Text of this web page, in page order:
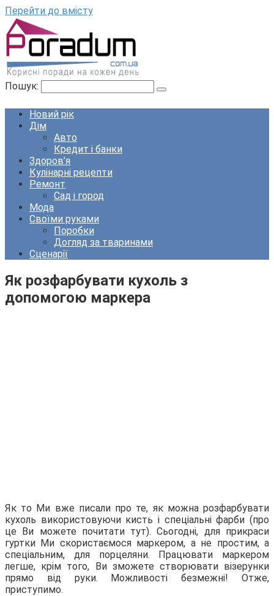
Перейти до вмісту
Пошук:
Новий рік
Дім
Авто
Кредит і банки
Здоров’я
Кулінарні рецепти
Ремонт
Сад і город
Мода
Своїми руками
Поробки
Догляд за тваринами
Сценарії
Як розфарбувати кухоль з
допомогою маркера
Як то Ми вже писали про те, як можна розфарбувати
кухоль використовуючи кисть і спеціальні фарби (про
це Ви можете почитати тут). Сьогодні, для прикраси
гуртки Ми скористаємося маркером, а не простим, а
спеціальним, для порцеляни. Працювати маркером
легше, крім того, Ви зможете створювати візерунки
прямо від руки. Можливості безмежні! Отже,
приступимо.